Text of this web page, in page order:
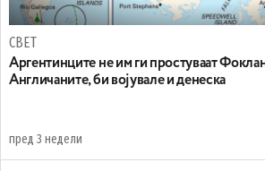
СВЕТ
Аргентинците не им ги простуваат
Англичаните, би војувале и денеска
пред 3 недели